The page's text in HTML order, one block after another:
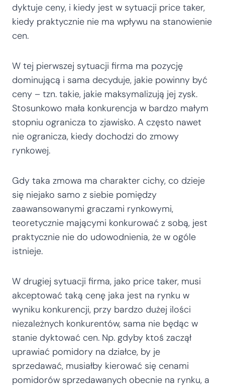
dyktuje ceny, i kiedy jest w sytuacji price taker,
kiedy praktycznie nie ma wpływu na stanowienie
cen.
W tej pierwszej sytuacji firma ma pozycję
dominującą i sama decyduje, jakie powinny być
ceny – tzn. takie, jakie maksymalizują jej zysk.
Stosunkowo mała konkurencja w bardzo małym
stopniu ogranicza to zjawisko. A często nawet
nie ogranicza, kiedy dochodzi do zmowy
rynkowej.
Gdy taka zmowa ma charakter cichy, co dzieje
się niejako samo z siebie pomiędzy
zaawansowanymi graczami rynkowymi,
teoretycznie mającymi konkurować z sobą, jest
praktycznie nie do udowodnienia, że w ogóle
istnieje.
W drugiej sytuacji firma, jako price taker, musi
akceptować taką cenę jaka jest na rynku w
wyniku konkurencji, przy bardzo dużej ilości
niezależnych konkurentów, sama nie będąc w
stanie dyktować cen. Np. gdyby ktoś zaczął
uprawiać pomidory na działce, by je
sprzedawać, musiałby kierować się cenami
pomidorów sprzedawanych obecnie na rynku, a